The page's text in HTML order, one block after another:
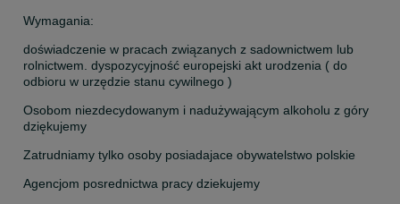
Wymagania:
doświadczenie w pracach związanych z sadownictwem lub
rolnictwem. dyspozycyjność europejski akt urodzenia ( do
odbioru w urzędzie stanu cywilnego )
Osobom niezdecydowanym i nadużywającym alkoholu z góry
dziękujemy
Zatrudniamy tylko osoby posiadajace obywatelstwo polskie
Agencjom posrednictwa pracy dziekujemy